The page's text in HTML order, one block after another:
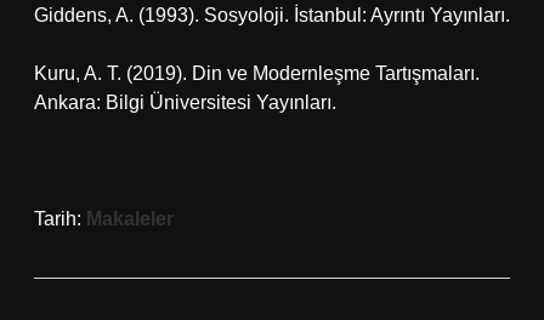
Giddens, A. (1993). Sosyoloji. İstanbul: Ayrıntı Yayınları.
Kuru, A. T. (2019). Din ve Modernleşme Tartışmaları.
Ankara: Bilgi Üniversitesi Yayınları.
Tarih: Makaleler